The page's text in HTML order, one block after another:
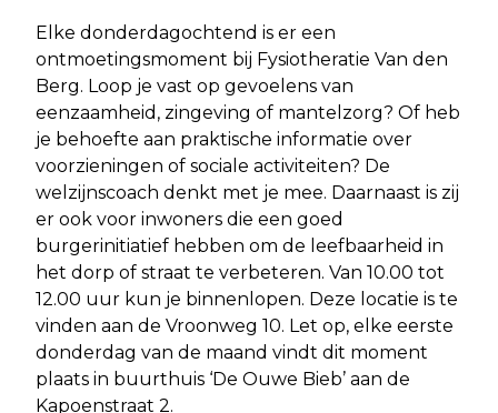
Elke donderdagochtend is er een
ontmoetingsmoment bij Fysiotheratie Van den
Berg. Loop je vast op gevoelens van
eenzaamheid, zingeving of mantelzorg? Of heb
je behoefte aan praktische informatie over
voorzieningen of sociale activiteiten? De
welzijnscoach denkt met je mee. Daarnaast is zij
er ook voor inwoners die een goed
burgerinitiatief hebben om de leefbaarheid in
het dorp of straat te verbeteren. Van 10.00 tot
12.00 uur kun je binnenlopen. Deze locatie is te
vinden aan de Vroonweg 10. Let op, elke eerste
donderdag van de maand vindt dit moment
plaats in buurthuis ‘De Ouwe Bieb’ aan de
Kapoenstraat 2.